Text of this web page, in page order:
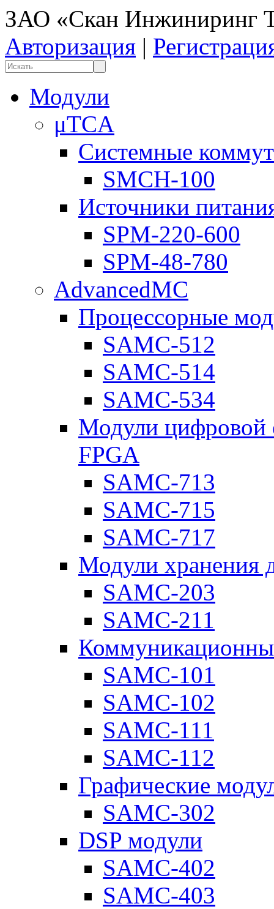
ЗАО «Скан Инжиниринг
Авторизация |
Модули
μTCA
Системные
SMCH-100
Источники
SPM-220-600
SPM-48-780
AdvancedMC
Процессорные
SAMC-512
SAMC-514
SAMC-534
Модули цифровой
FPGA
SAMC-713
SAMC-715
SAMC-717
Модули хранения
SAMC-203
SAMC-211
SAMC-101
SAMC-102
SAMC-111
SAMC-112
Графические
SAMC-302
DSP модули
SAMC-402
SAMC-403